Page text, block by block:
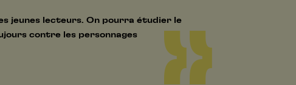
jeunes lecteurs. On pourra étudier le
contre les personnages